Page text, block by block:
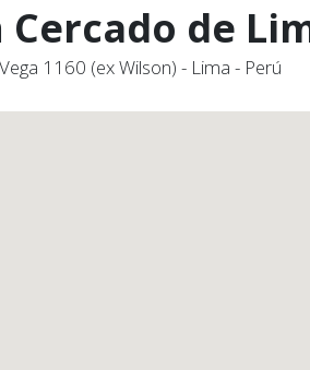
Cercado de
1160 (ex Wilson) - Lima - Perú